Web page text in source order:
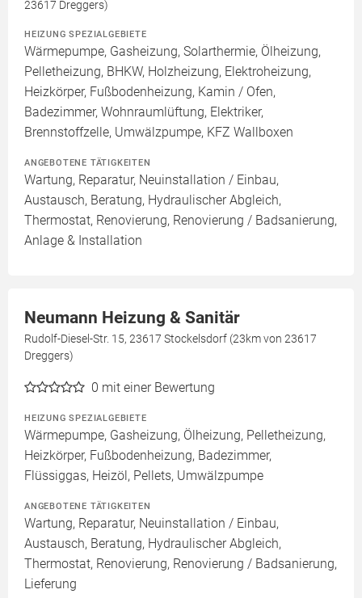
23617 Dreggers)
HEIZUNG SPEZIALGEBIETE
Wärmepumpe, Gasheizung, Solarthermie, Ölheizung,
Pelletheizung, BHKW, Holzheizung, Elektroheizung,
Heizkörper, Fußbodenheizung, Kamin / Ofen,
Badezimmer, Wohnraumlüftung, Elektriker,
Brennstoffzelle, Umwälzpumpe, KFZ Wallboxen
ANGEBOTENE TÄTIGKEITEN
Wartung, Reparatur, Neuinstallation / Einbau,
Austausch, Beratung, Hydraulischer Abgleich,
Thermostat, Renovierung, Renovierung / Badsanierung,
Anlage & Installation
Neumann Heizung & Sanitär
Rudolf-Diesel-Str. 15, 23617 Stockelsdorf (23km von 23617
Dreggers)
0 mit einer Bewertung
HEIZUNG SPEZIALGEBIETE
Wärmepumpe, Gasheizung, Ölheizung, Pelletheizung,
Heizkörper, Fußbodenheizung, Badezimmer,
Flüssiggas, Heizöl, Pellets, Umwälzpumpe
ANGEBOTENE TÄTIGKEITEN
Wartung, Reparatur, Neuinstallation / Einbau,
Austausch, Beratung, Hydraulischer Abgleich,
Thermostat, Renovierung, Renovierung / Badsanierung,
Lieferung